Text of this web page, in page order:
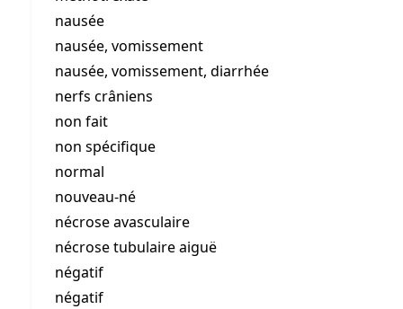
nausée
nausée, vomissement
nausée, vomissement, diarrhée
nerfs crâniens
non fait
non spécifique
normal
nouveau-né
nécrose avasculaire
nécrose tubulaire aiguë
négatif
négatif